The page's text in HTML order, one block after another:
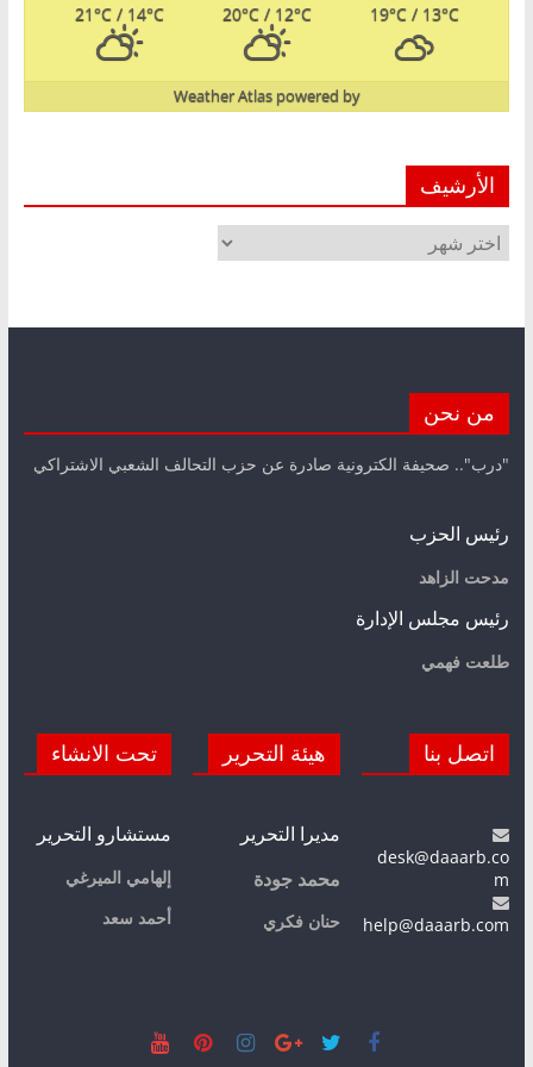
19°C/ 13°C
20°C / 12°C
21°C / 14°C
powered by
Weather Atlas
الأرشيف
الأرشيف
من نحن
"درب".. صحيفة الكترونية صادرة عن حزب التحالف الشعبي الاشتراكي
رئيس الحزب
مدحت الزاهد
رئيس مجلس الإدارة
طلعت فهمي
اتصل بنا
desk@daaarb.co
m
help@daaarb.com
هيئة التحرير
مديرا التحرير
محمد جودة
حنان فكري
تحت الانشاء
مستشارو التحرير
إلهامي الميرغي
أحمد سعد